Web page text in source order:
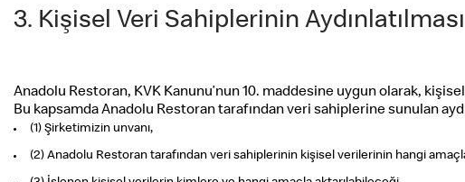
3. Kişisel Veri Sahiplerinin Aydınlatılması
Anadolu Restoran, KVK Kanunu’nun 10. maddesine uygun olarak,
Bu kapsamda Anadolu Restoran tarafından veri sahiplerine sunulan
(1) Şirketimizin unvanı,
(2) Anadolu Restoran tarafından veri sahiplerinin kişisel verilerinin hangi